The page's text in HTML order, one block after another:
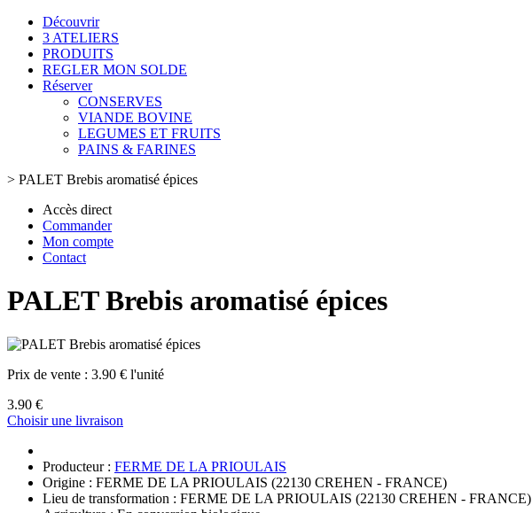
Découvrir
3 ATELIERS
PRODUITS
REGLER MON SOLDE
Réserver
CONSERVES
VIANDE BOVINE
LEGUMES ET FRUITS
PAINS & FARINES
> PALET Brebis aromatisé épices
Accès direct
Commander
Mon compte
Contact
PALET Brebis aromatisé épices
Prix de vente : 3.90 € l'unité
3.90 €
Choisir une livraison
Producteur : FERME DE LA PRIOULAIS
Origine : FERME DE LA PRIOULAIS (22130 CREHEN - FRANCE)
Lieu de transformation : FERME DE LA PRIOULAIS (22130 CREHEN - FRANCE)